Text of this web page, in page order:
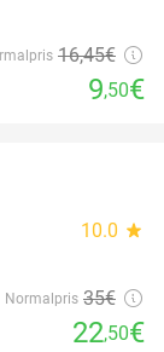
16,45€
9,50€
10.0 star
Normalpris 35€
22,50€